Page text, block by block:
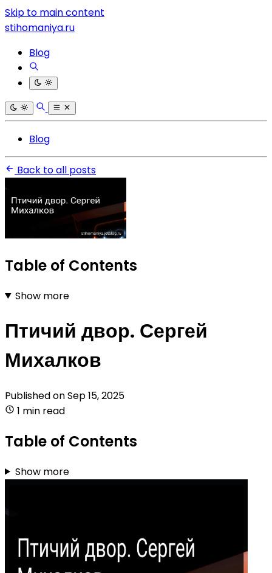
Skip to main content
stihomaniya.ru
Blog
Blog
Back to all posts
Table of Contents
Show more
Птичий двор. Сергей
Михалков
Published onSep 15, 2025
1 min read
Table of Contents
Show more